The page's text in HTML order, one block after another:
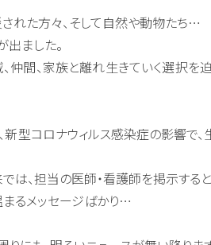
れた方々、そして自然や動物たち…
出ました。
仲間、家族と離れ生きていく選択を
新型コロナウィルス感染症の影響で
は、担当の医師・看護師を掲示する
るメッセージばかり…